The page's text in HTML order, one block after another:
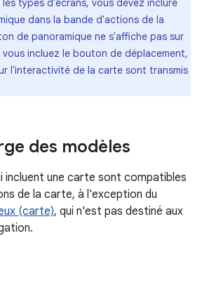
types d'écrans, vous devez inclure
dans la bande d'actions de la
de panoramique ne s'affiche pas sur
incluez le bouton de déplacement,
l'interactivité de la carte sont transmis
des modèles
incluent une carte sont compatibles
de la carte, à l'exception du
(carte), qui n'est pas destiné aux